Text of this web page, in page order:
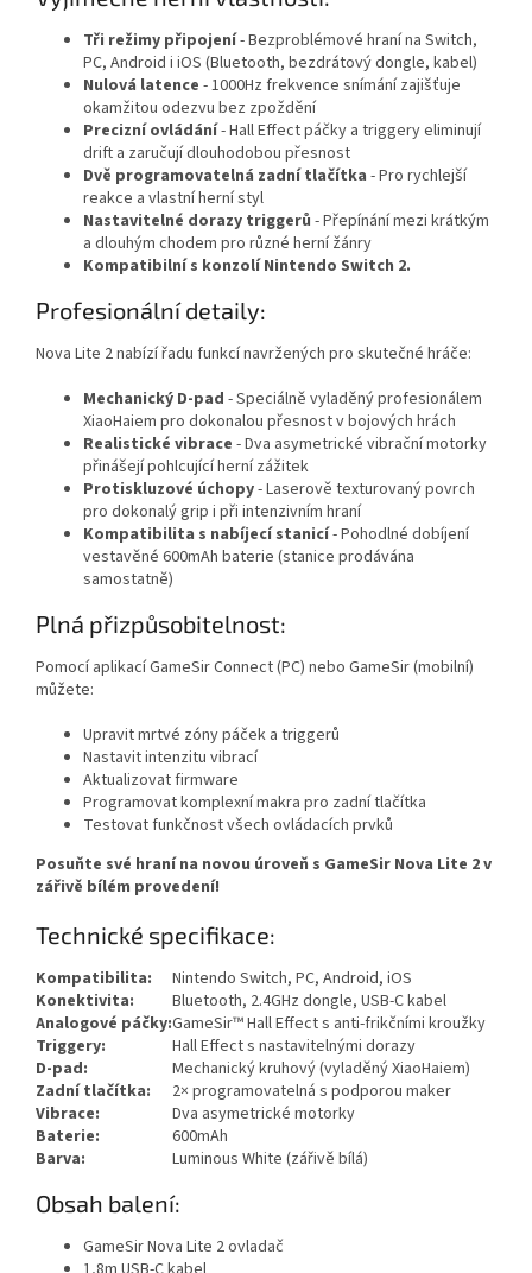
Tři režimy připojení- Bezproblémové hraní na Switch,
PC, Android i iOS (Bluetooth, bezdrátový dongle, kabel)
Nulová latence - 1000Hz frekvence snímání zajišťuje
okamžitou odezvu bez zpoždění
Precizní ovládání- Hall Effect páčky a triggery eliminují
drift a zaručují dlouhodobou přesnost
Dvě programovatelná zadní tlačítka - Pro rychlejší
reakce a vlastní herní styl
Nastavitelné dorazy triggerů - Přepínání mezi krátkým
a dlouhým chodem pro různé herní žánry
Kompatibilní s konzolí Nintendo Switch 2.
Profesionální detaily:
Nova Lite 2 nabízí řadu funkcí navržených pro skutečné hráče:
Mechanický D-pad - Speciálně vyladěný profesionálem
XiaoHaiem pro dokonalou přesnost v bojových hrách
Realistické vibrace - Dva asymetrické vibrační motorky
přinášejí pohlcující herní zážitek
Protiskluzové úchopy- Laserově texturovaný povrch
pro dokonalý grip i při intenzivním hraní
Kompatibilita s nabíjecí stanicí- Pohodlné dobíjení
vestavěné 600mAh baterie (stanice prodávána
samostatně)
Plná přizpůsobitelnost:
Pomocí aplikací GameSir Connect (PC) nebo GameSir (mobilní)
můžete:
Upravit mrtvé zóny páček a triggerů
Nastavit intenzitu vibrací
Aktualizovat firmware
Programovat komplexní makra pro zadní tlačítka
Testovat funkčnost všech ovládacích prvků
Posuňte své hraní na novou úroveň s GameSir Nova Lite 2 v
zářivě bílém provedení!
Technické specifikace:
Kompatibilita:
Nintendo Switch, PC, Android, iOS
Konektivita:
Bluetooth, 2.4GHz dongle, USB-C kabel
Analogové páčky:GameSir™ Hall Effect s anti-frikčními kroužky
Triggery:
Hall Effect s nastavitelnými dorazy
D-pad:
Mechanický kruhový (vyladěný XiaoHaiem)
Zadní tlačítka:
2× programovatelná s podporou maker
Vibrace:
Dva asymetrické motorky
Baterie:
600mAh
Barva:
Luminous White (zářivě bílá)
Obsah balení:
GameSir Nova Lite 2 ovladač